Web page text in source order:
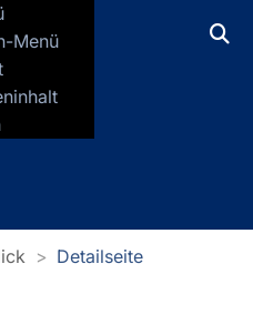
Menü
Zentrum für
Detailseite